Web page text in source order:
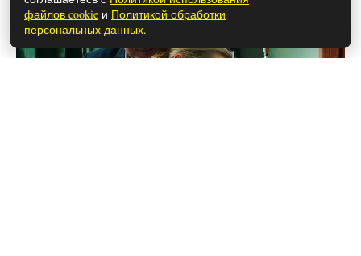
файлов cookie и Политикой обработки
персональных данных.